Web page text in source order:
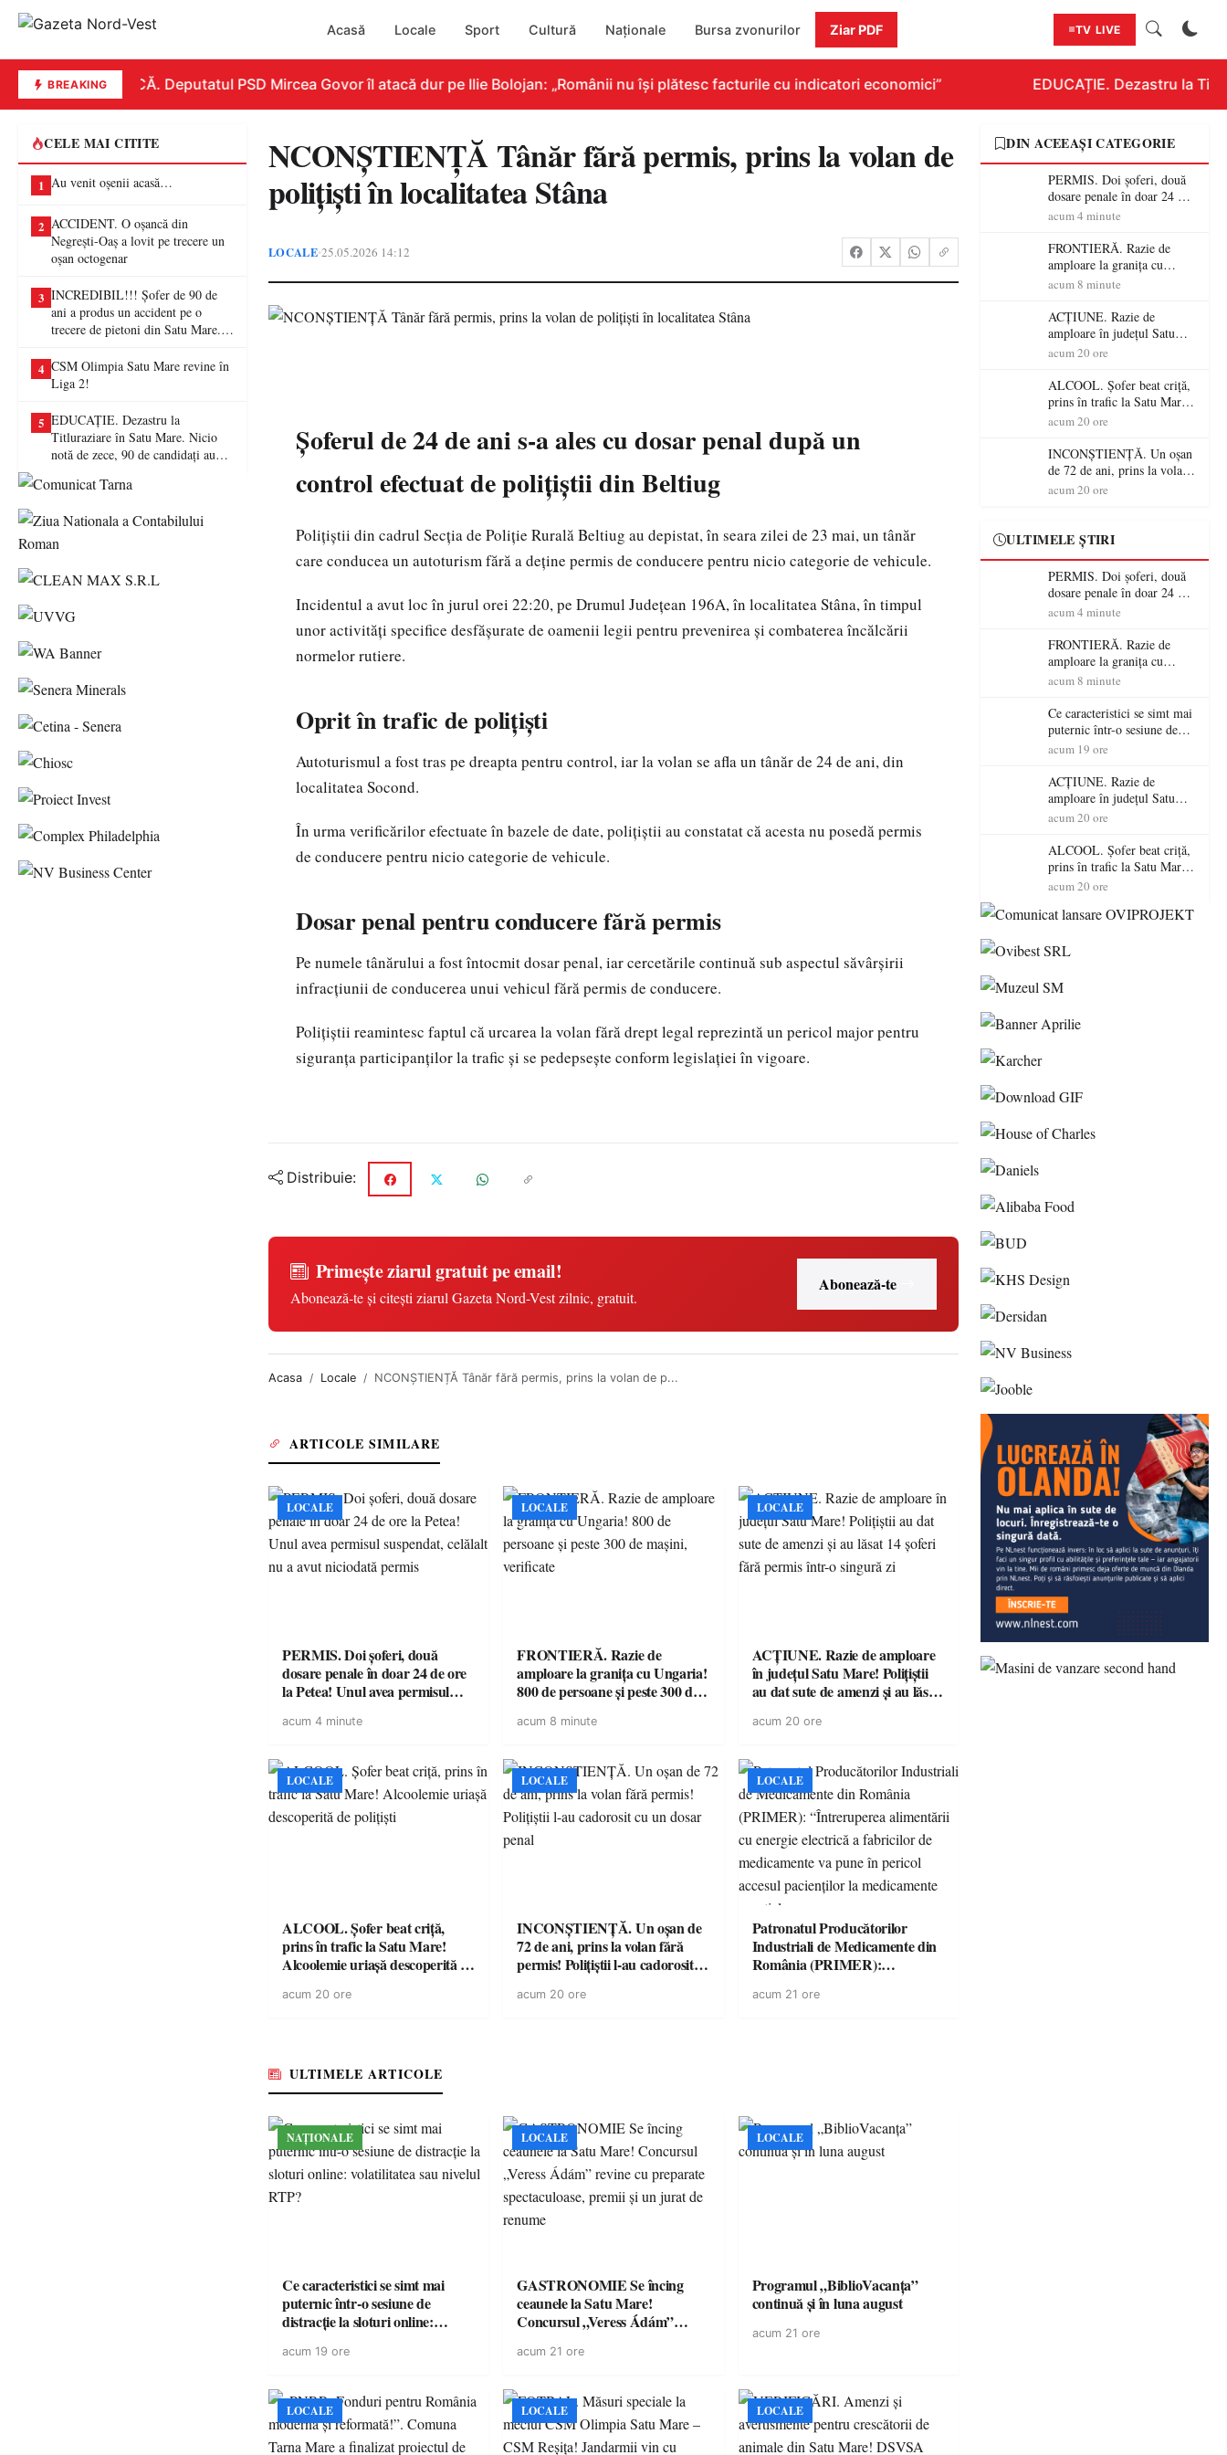
Acasă Locale Sport Cultură Naționale Bursa zvonurilor Ziar PDF TV LIVE
BREAKINGREPLICĂ. Deputatul PSD Mircea Govor îl atacă dur pe Ilie Bolojan: „Românii nu își plătesc facturile cu indicatori economici” EDUCAȚIE. Dezastru la
CELE MAI CITITE
1 Au venit oșenii acasă…
2 ACCIDENT. O oșancă din
Negrești-Oaș a lovit pe trecere un
oșan octogenar
3 INCREDIBIL!!! Șofer de 90 de
ani a produs un accident pe o
trecere de pietoni din Satu Mare. O
4 CSM Olimpia Satu Mare revine în
Liga 2!
5 EDUCAȚIE. Dezastru la
Titluraziare în Satu Mare. Nicio
notă de zece, 90 de candidați au
NCONȘTIENȚĂ Tânăr fără permis, prins la volan de
polițiști în localitatea Stâna
LOCALE•25.05.2026 14:12
Șoferul de 24 de ani s-a ales cu dosar penal după un
control efectuat de polițiștii din Beltiug
Polițiștii din cadrul Secția de Poliție Rurală Beltiug au depistat, în seara zilei de 23 mai, un tânăr
care conducea un autoturism fără a deține permis de conducere pentru nicio categorie de vehicule.
Incidentul a avut loc în jurul orei 22:20, pe Drumul Județean 196A, în localitateaStâna, în timpul
unor activități specifice desfășurate de oamenii legii pentru prevenirea și combaterea încălcării
normelor rutiere.
Oprit în trafic de polițiști
Autoturismul a fost tras pe dreapta pentru control, iar la volan se afla un tânăr de 24 de ani, din
localitateaSocond.
În urma verificărilor efectuate în bazele de date, polițiștii au constatat că acesta nu posedă permis
de conducere pentru nicio categorie de vehicule.
Dosar penal pentru conducere fără permis
Pe numele tânărului a fost întocmit dosar penal, iar cercetările continuă sub aspectul săvârșirii
infracțiunii de conducerea unui vehicul fără permis de conducere.
Polițiștii reamintesc faptul că urcarea la volan fără drept legal reprezintă un pericol major pentru
siguranța participanților la trafic și se pedepsește conform legislației în vigoare.
Distribuie:
Primește ziarul gratuit pe email!
Abonează-te și citești ziarul Gazeta Nord-Vest zilnic, gratuit.
Abonează-te
Acasa Locale NCONȘTIENȚĂ Tânăr fără permis, prins la volan de p...
ARTICOLE SIMILARE
LOCALE
PERMIS. Doi șoferi, două
dosare penale în doar 24 de ore
la Petea! Unul avea permisul
niciodată permis
acum 4 minute
LOCALE
FRONTIERĂ. Razie de
amploare la granița cu Ungaria!
800 de persoane și peste 300 de
acum 8 minute
LOCALE
ACȚIUNE. Razie de amploare
în județul Satu Mare! Polițiștii
au dat sute de amenzi și au lăsat
singură zi
acum 20 ore
LOCALE
ALCOOL. Șofer beat criță,
prins în trafic la Satu Mare!
Alcoolemie uriașă descoperită de
acum 20 ore
LOCALE
INCONȘTIENȚĂ. Un oșan de
72 de ani, prins la volan fără
permis! Polițiștii l-au cadorosit
acum 20 ore
LOCALE
Patronatul Producătorilor
Industriali de Medicamente din
România (PRIMER):
energie electrică a fabricilor de
acum 21 ore
ULTIMELE ARTICOLE
NAȚIONALE
Ce caracteristici se simt mai
puternic într-o sesiune de
distracție la sloturi online:
acum 19 ore
LOCALE
GASTRONOMIE Se încing
ceaunele la Satu Mare!
Concursul „Veress Ádám”
spectaculoase, premii și un jurat
acum 21 ore
LOCALE
Programul „BiblioVacanța”
continuă și în luna august
acum 21 ore
LOCALE LOCALE LOCALE
DIN ACEEAȘI CATEGORIE
PERMIS. Doi șoferi, două
dosare penale în doar 24 de
ore la Petea! Unul avea
nu a avut niciodată permis
acum 4 minute
FRONTIERĂ. Razie de
amploare la granița cu
Ungaria! 800 de persoane și
verificate
acum 8 minute
ACȚIUNE. Razie de
amploare în județul Satu
Mare! Polițiștii au dat sute
șoferi fără permis într-o
singură zi
acum 20 ore
ALCOOL. Șofer beat criță,
prins în trafic la Satu Mare!
Alcoolemie uriașă
acum 20 ore
INCONȘTIENȚĂ. Un oșan
de 72 de ani, prins la volan
fără permis! Polițiștii l-au
acum 20 ore
ULTIMELE ȘTIRI
PERMIS. Doi șoferi, două
dosare penale în doar 24 de
ore la Petea! Unul avea
nu a avut niciodată permis
acum 4 minute
FRONTIERĂ. Razie de
amploare la granița cu
Ungaria! 800 de persoane și
verificate
acum 8 minute
Ce caracteristici se simt mai
puternic într-o sesiune de
distracție la sloturi online:
RTP?
acum 19 ore
ACȚIUNE. Razie de
amploare în județul Satu
Mare! Polițiștii au dat sute
șoferi fără permis într-o
singură zi
acum 20 ore
ALCOOL. Șofer beat criță,
prins în trafic la Satu Mare!
Alcoolemie uriașă
acum 20 ore